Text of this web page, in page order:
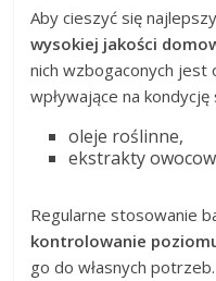
Aby cieszyć się
wysokiej jakości
nich wzbogaconych jest
wpływające na
oleje roślinne,
ekstrakty
Regularne stosowanie
kontrolowanie
go do własnych